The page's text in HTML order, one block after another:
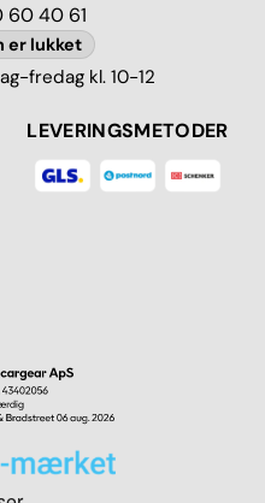
60 40 61
er lukket
fredag kl. 10-12
LEVERINGSMETODER